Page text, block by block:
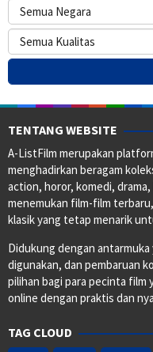
TENTANG WEBSITE
A-ListFilm merupakan
menghadirkan beragam
action, horor, komedi,
menemukan film-film
klasik yang tetap menarik
Didukung dengan
digunakan, dan pembaruan
pilihan bagi para pecinta film
online dengan praktis dan
TAG CLOUD